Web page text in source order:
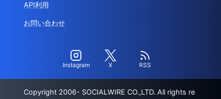
API利用
お問い合わせ
Instagram X RSS
Copyright 2006- SOCIALWIRE CO.,LTD. All rights re